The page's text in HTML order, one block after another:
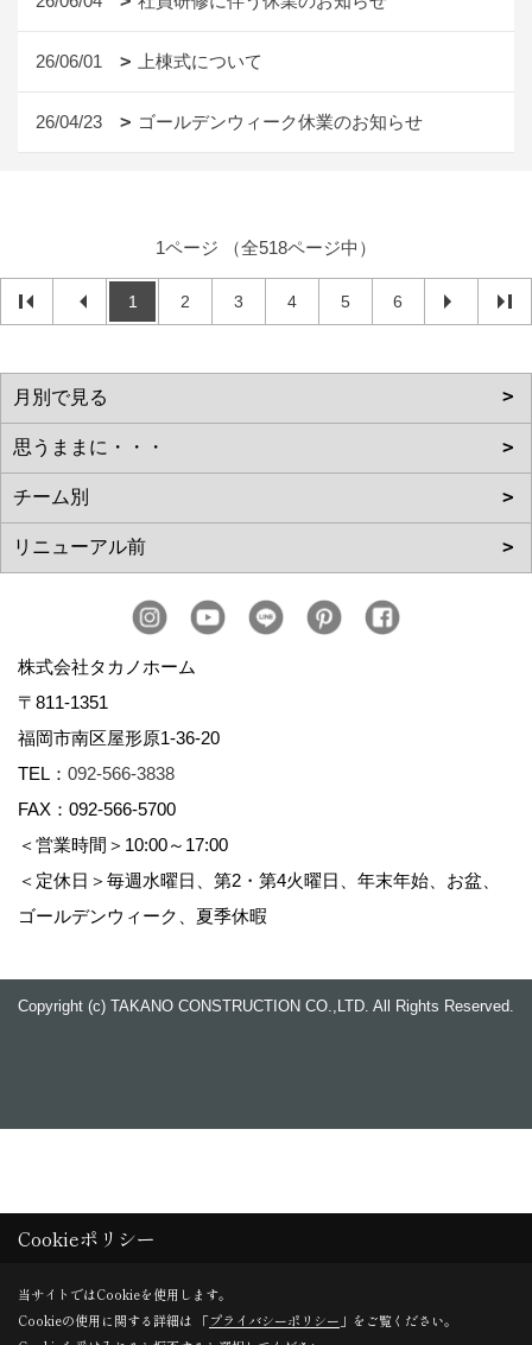
26/06/01 上棟式について
26/04/23 ゴールデンウィーク休業のお知らせ
1ページ （全518ページ中）
1 2 3 4 5 6
株式会社タカノホーム
〒811-1351
福岡市南区屋形原1-36-20
TEL： 092-566-3838
FAX：092-566-5700
＜営業時間＞10:00～17:00
＜定休日＞毎週水曜日、第2・第4火曜日、年末年始、お盆、
ゴールデンウィーク、夏季休暇
Copyright (c) TAKANO CONSTRUCTION CO.,LTD. All Rights Reserved.
Cookieポリシー
当サイトではCookieを使用します。
Cookieの使用に関する詳細は 「プライバシーポリシー 」をご覧ください。